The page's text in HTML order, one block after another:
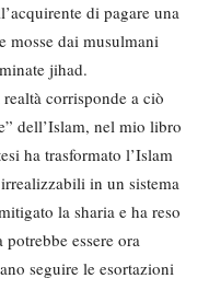
di pagare una
mosse dai musulmani
jihad.
corrisponde a ciò
dell’Islam, nel mio libro
ha trasformato l’Islam
in un sistema
la sharia e ha reso
essere ora
seguire le esortazioni